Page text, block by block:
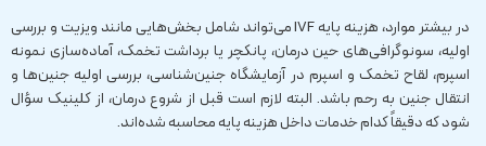
در بیشتر موارد، هزینه پایه IVF می‌تواند شامل بخش‌هایی مانند ویزیت و بررسی
اولیه، سونوگرافی‌های حین درمان، پانکچر یا برداشت تخمک، آماده‌سازی نمونه
اسپرم، لقاح تخمک و اسپرم در آزمایشگاه جنین‌شناسی، بررسی اولیه جنین‌ها و
انتقال جنین به رحم باشد. البته لازم است قبل از شروع درمان، از کلینیک سؤال
شود که دقیقاً کدام خدمات داخل هزینه پایه محاسبه شده‌اند.